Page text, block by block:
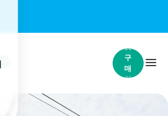
켓
구
매
하